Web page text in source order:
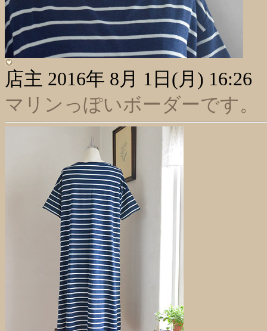
店主 2016年 8月 1日(月) 16:26
マリンっぽいボーダーです。